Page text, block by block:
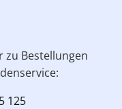
zu Bestellungen
125